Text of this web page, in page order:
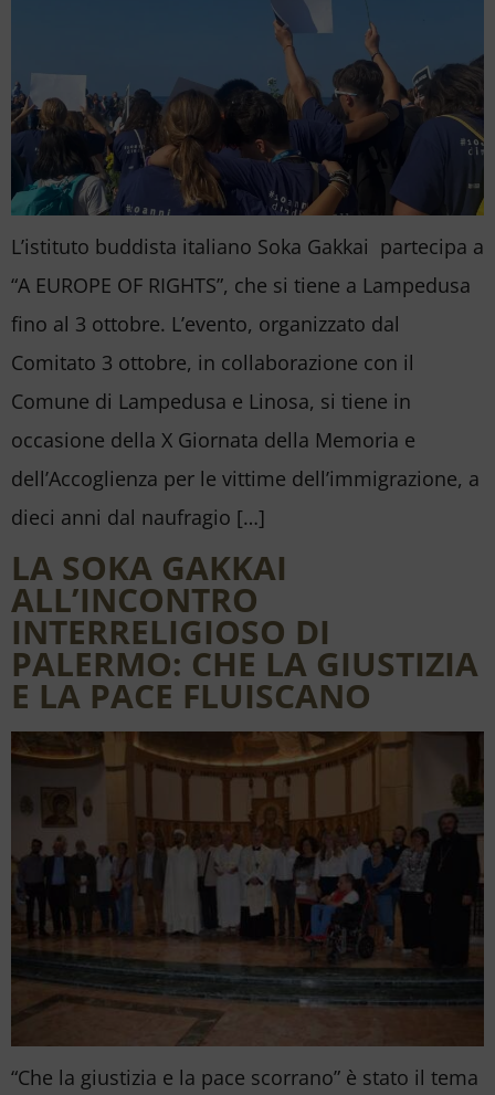
L’istituto buddista italiano Soka Gakkai partecipa a
“A EUROPE OF RIGHTS”, che si tiene a Lampedusa
fino al 3 ottobre. L’evento, organizzato dal
Comitato 3 ottobre, in collaborazione con il
Comune di Lampedusa e Linosa, si tiene in
occasione della X Giornata della Memoria e
dell’Accoglienza per le vittime dell’immigrazione, a
dieci anni dal naufragio […]
LA SOKA GAKKAI
ALL’INCONTRO
INTERRELIGIOSO DI
PALERMO: CHE LA GIUSTIZIA
E LA PACE FLUISCANO
“Che la giustizia e la pace scorrano” è stato il tema